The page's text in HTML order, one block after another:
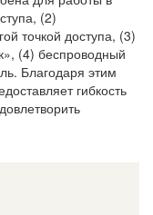
(2)
точкой доступа, (3)
(4) беспроводный
Благодаря этим
гибкость